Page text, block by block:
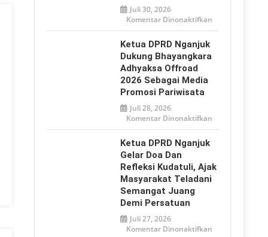
Juli 30, 2026
Komentar Dinonaktifkan
dan
Ketua DPRD Nganjuk
Dukung Bhayangkara
Adhyaksa Offroad
2026 Sebagai Media
Promosi Pariwisata
Juli 28, 2026
Komentar Dinonaktifkan
DPRD
Offroad
Ketua DPRD Nganjuk
Gelar Doa Dan
Refleksi Kudatuli, Ajak
Masyarakat Teladani
Semangat Juang
Demi Persatuan
Juli 27, 2026
Komentar Dinonaktifkan